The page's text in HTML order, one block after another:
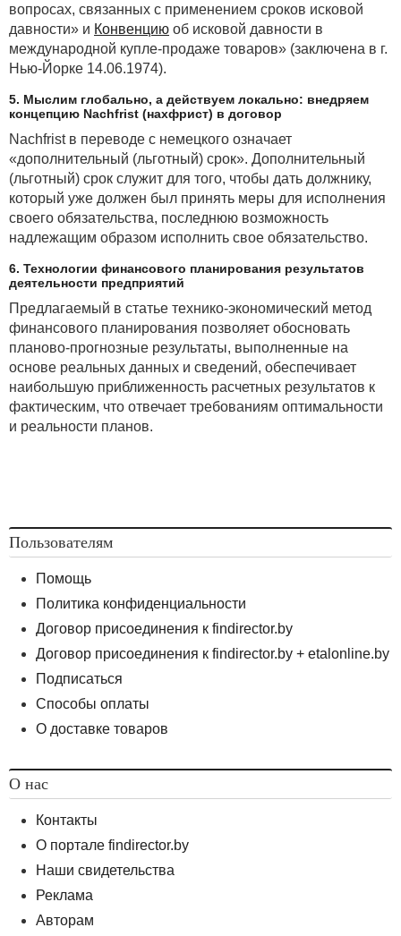
вопросах, связанных с применением сроков исковой
давности» и Конвенцию об исковой давности в
международной купле-продаже товаров» (заключена в г.
Нью-Йорке 14.06.1974).
5. Мыслим глобально, а действуем локально: внедряем
концепцию Nachfrist (нахфрист) в договор
Nachfrist в переводе с немецкого означает
«дополнительный (льготный) срок». Дополнительный
(льготный) срок служит для того, чтобы дать должнику,
который уже должен был принять меры для исполнения
своего обязательства, последнюю возможность
надлежащим образом исполнить свое обязательство.
6. Технологии финансового планирования результатов
деятельности предприятий
Предлагаемый в статье технико-экономический метод
финансового планирования позволяет обосновать
планово-прогнозные результаты, выполненные на
основе реальных данных и сведений, обеспечивает
наибольшую приближенность расчетных результатов к
фактическим, что отвечает требованиям оптимальности
и реальности планов.
Пользователям
Помощь
Политика конфиденциальности
Договор присоединения к findirector.by
Договор присоединения к findirector.by + etalonline.by
Подписаться
Способы оплаты
О доставке товаров
О нас
Контакты
О портале findirector.by
Наши свидетельства
Реклама
Авторам